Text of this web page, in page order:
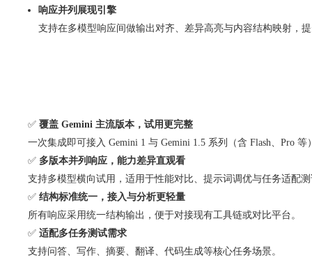
响应并列展现引擎
支持在多模型响应间做输出对齐、差异高亮与内容结构映射，
✅ 覆盖 Gemini 主流版本，试用更完整
一次集成即可接入 Gemini 1 与 Gemini 1.5 系列（含 Flash、Pro
✅ 多版本并列响应，能力差异直观看
支持多模型横向试用，适用于性能对比、提示词调优与任务适配
✅ 结构标准统一，接入与分析更轻量
所有响应采用统一结构输出，便于对接现有工具链或对比平台。
✅ 适配多任务测试需求
支持问答、写作、摘要、翻译、代码生成等核心任务场景。